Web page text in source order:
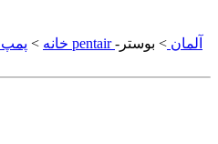
خانه > پمپ پمپ پنتایر pentair آلمان > بوستر-